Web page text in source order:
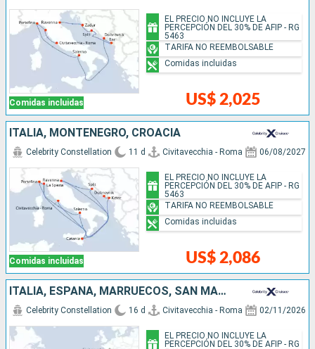
Comidas incluidas US$ 2,025
EL PRECIO NO INCLUYE LA
PERCEPCIÓN DEL 30% DE AFIP - RG
5463
TARIFA NO REEMBOLSABLE
Comidas incluidas
ITALIA, MONTENEGRO, CROACIA
Comidas incluidas
Celebrity Constellation 11 d Civitavecchia - Roma 06/08/2027
US$ 2,086
EL PRECIO NO INCLUYE LA
PERCEPCIÓN DEL 30% DE AFIP - RG
5463
TARIFA NO REEMBOLSABLE
Comidas incluidas
ITALIA, ESPAÑA, MARRUECOS, SAN MARTÍN, PUERTO RICO
Celebrity Constellation 16 d Civitavecchia - Roma 02/11/2026
EL PRECIO NO INCLUYE LA
PERCEPCIÓN DEL 30% DE AFIP - RG